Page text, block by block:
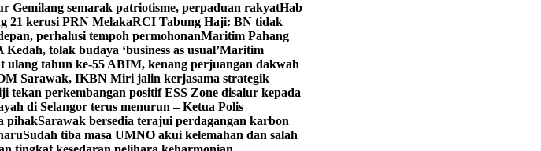
Gemilang semarak patriotisme, perpaduan rakyatHab
21 kerusi PRN MelakaRCI Tabung Haji: BN tidak
perhalusi tempoh permohonanMaritim Pahang
tolak budaya ‘business as usual’Maritim
ulang tahun ke-55 ABIM, kenang perjuangan dakwah
Sarawak, IKBN Miri jalin kerjasama strategik
tekan perkembangan positif ESS Zone disalur kepada
di Selangor terus menurun – Ketua Polis
pihakSarawak bersedia terajui perdagangan karbon
Sudah tiba masa UMNO akui kelemahan dan salah